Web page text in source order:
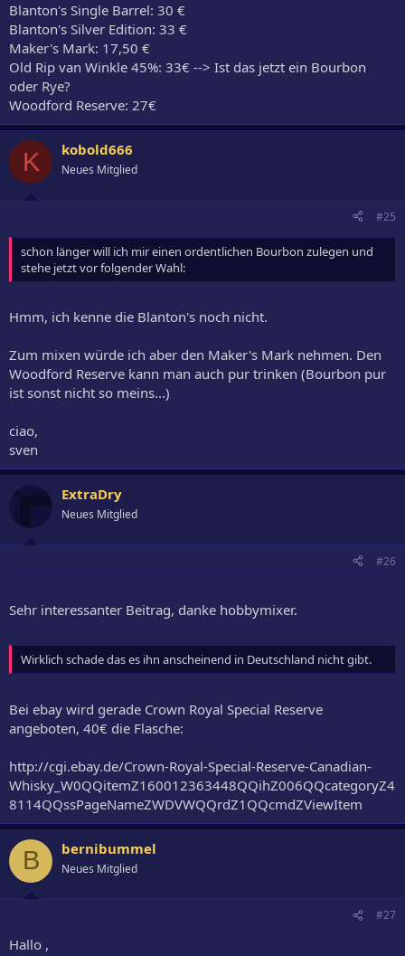
Blanton's Single Barrel: 30 €
Blanton's Silver Edition: 33 €
Maker's Mark: 17,50 €
Old Rip van Winkle 45%: 33€ --> Ist das jetzt ein Bourbon
oder Rye?
Woodford Reserve: 27€
K kobold666
Neues Mitglied
#25
schon länger will ich mir einen ordentlichen Bourbon zulegen und
stehe jetzt vor folgender Wahl:
Hmm, ich kenne die Blanton's noch nicht.
Zum mixen würde ich aber den Maker's Mark nehmen. Den
Woodford Reserve kann man auch pur trinken (Bourbon pur
ist sonst nicht so meins...)
ciao,
sven
ExtraDry
Neues Mitglied
#26
Sehr interessanter Beitrag, danke hobbymixer.
Wirklich schade das es ihn anscheinend in Deutschland nicht gibt.
Bei ebay wird gerade Crown Royal Special Reserve
angeboten, 40€ die Flasche:
http://cgi.ebay.de/Crown-Royal-Special-Reserve-Canadian-
Whisky_W0QQitemZ160012363448QQihZ006QQcategoryZ4
8114QQssPageNameZWDVWQQrdZ1QQcmdZViewItem
B bernibummel
Neues Mitglied
#27
Hallo ,